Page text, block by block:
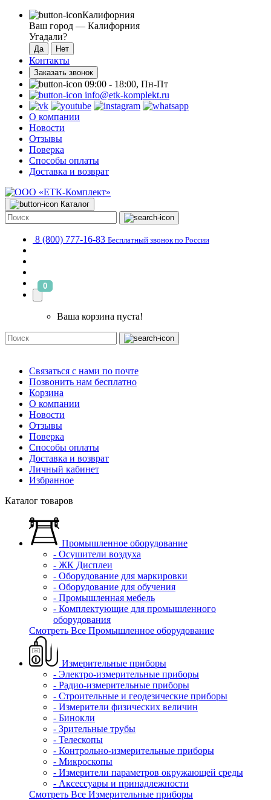
Калифорния
Ваш город — Калифорния
Угадали?
Контакты
Заказать звонок
09:00 - 18:00, Пн-Пт
info@etk-komplekt.ru
О компании
Новости
Отзывы
Поверка
Способы оплаты
Доставка и возврат
Каталог
8 (800) 777-16-83 Бесплатный звонок по России
0
Ваша корзина пуста!
Связаться с нами по почте
Позвонить нам бесплатно
Корзина
О компании
Новости
Отзывы
Поверка
Способы оплаты
Доставка и возврат
Личный кабинет
Избранное
Каталог товаров
Промышленное оборудование
- Осушители воздуха
- ЖК Дисплеи
- Оборудование для маркировки
- Оборудование для обучения
- Промышленная мебель
- Комплектующие для промышленного
оборудования
Смотреть Все Промышленное оборудование
Измерительные приборы
- Электро-измерительные приборы
- Радио-измерительные приборы
- Строительные и геодезические приборы
- Измерители физических величин
- Бинокли
- Зрительные трубы
- Телескопы
- Контрольно-измерительные приборы
- Микроскопы
- Измерители параметров окружающей среды
- Аксессуары и принадлежности
Смотреть Все Измерительные приборы